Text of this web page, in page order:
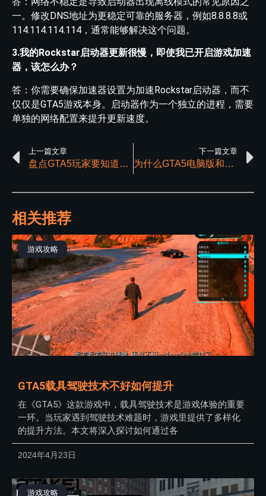
一。修改DNS地址为更稳定可靠的服务器，例如8.8.8.8或
114.114.114.114，通常能够解决这个问题。
3.我的Rockstar启动器更新很慢，即使我已开启游戏加速
器，该怎么办？
答：你需要确保加速器设置为加速Rockstar启动器，而不
仅仅是GTA5游戏本身。启动器作为一个独立的进程，需要
单独的网络配置来提升更新速度。
上一篇文章
盘点GTA5玩家要知道的几个CEO实用功能
下一篇文章
为什么GTA5电脑版和主机版不能跨平台联机？
相关推荐
游戏攻略
GTA5载具驾驶技术不好如何提升
在《GTA5》这款游戏中，载具驾驶技术是游戏体验的重要
一环。当玩家遇到驾驶技术难题时，游戏里提供了多样化
的提升方法。本文将深入探讨如何通过各
2024年4月23日
游戏攻略